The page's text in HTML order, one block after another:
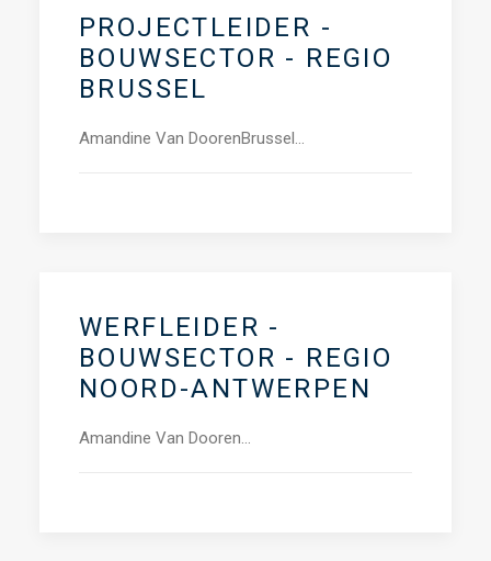
PROJECTLEIDER -
BOUWSECTOR - REGIO
BRUSSEL
Amandine Van DoorenBrussel…
WERFLEIDER -
BOUWSECTOR - REGIO
NOORD-ANTWERPEN
Amandine Van Dooren…